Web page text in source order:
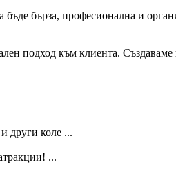
бърза, професионална и
подход към клиента.
други коле ...
...